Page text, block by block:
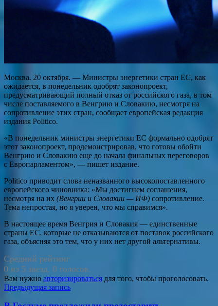
Москва. 20 октября. — Министры энергетики стран ЕС, как
ожидается, в понедельник одобрят законопроект,
предусматривающий полный отказ от российского газа, в том
числе поставляемого в Венгрию и Словакию, несмотря на
сопротивление этих стран, сообщает европейская редакция
издания Politico.
«В понедельник министры энергетики ЕС формально одобрят
этот законопроект, продемонстрировав, что готовы обойти
Венгрию и Словакию еще до начала финальных переговоров
с Европарламентом», — пишет издание.
Politico приводит слова неназванного высокопоставленного
европейского чиновника: «Мы достигнем соглашения,
несмотря на их (Венгрии и Словакии — ИФ) сопротивление.
Тема непростая, но я уверен, что мы справимся».
В настоящее время Венгрия и Словакия — единственные
страны ЕС, которые не отказываются от поставок российского
газа, объясняя это тем, что у них нет другой альтернативы.
Средний рейтинг
0 из 5 звезд. 0 голосов.
Вам нужно авторизироваться для того, чтобы проголосовать.
Навигация
по
Предыдущая запись